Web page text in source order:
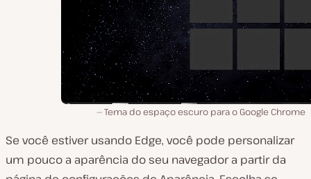
Tema do espaço escuro para o Google Chrome
Se você estiver usando Edge, você pode personalizar
um pouco a aparência do seu navegador a partir da